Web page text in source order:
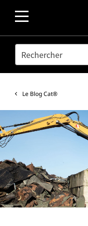
SEARCH
Le Blog Cat®